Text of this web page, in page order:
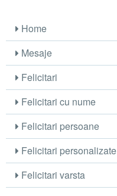
Home
Mesaje
Felicitari
Felicitari cu nume
Felicitari persoane
Felicitari personalizate
Felicitari varsta